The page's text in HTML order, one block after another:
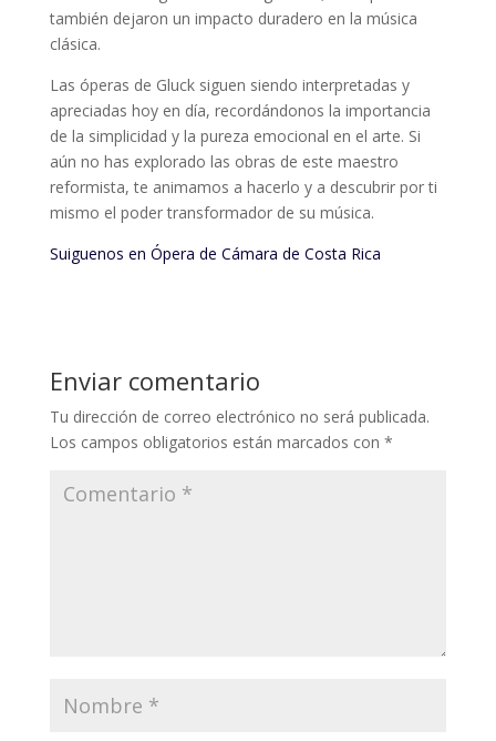
también dejaron un impacto duradero en la música
clásica.
Las óperas de Gluck siguen siendo interpretadas y
apreciadas hoy en día, recordándonos la importancia
de la simplicidad y la pureza emocional en el arte. Si
aún no has explorado las obras de este maestro
reformista, te animamos a hacerlo y a descubrir por ti
mismo el poder transformador de su música.
Suiguenos en Ópera de Cámara de Costa Rica
Enviar comentario
Tu dirección de correo electrónico no será publicada.
Los campos obligatorios están marcados con *